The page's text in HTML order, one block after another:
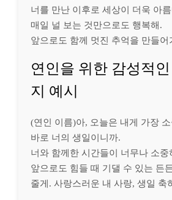
너를 만난 이후로 세상이 더욱 아
매일 널 보는 것만으로도 행복해.
앞으로도 함께 멋진 추억을 만들어
연인을 위한 감성적인
지 예시
(연인 이름)아, 오늘은 내게 가장
바로 너의 생일이니까.
너와 함께한 시간들이 너무나 소중
앞으로도 힘들 때 기댈 수 있는 든
줄게. 사랑스러운 내 사랑, 생일 축